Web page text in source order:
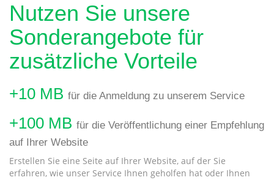
Nutzen Sie unsere
Sonderangebote für
zusätzliche Vorteile
+10 MB für die Anmeldung zu unserem Service
+100 MB für die Veröffentlichung einer Empfehlung
auf Ihrer Website
Erstellen Sie eine Seite auf Ihrer Website, auf der Sie
erfahren, wie unser Service Ihnen geholfen hat oder Ihnen